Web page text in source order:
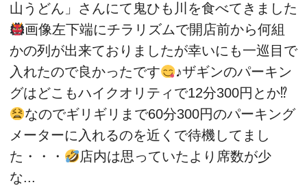
山うどん」さんにて鬼ひも川を食べてきました
画像左下端にチラリズムで開店前から何組
かの列が出来ておりましたが幸いにも一巡目で
入れたので良かったです
♪ザギンのパーキン
グはどこもハイクオリティで12分300円とか⁉
なのでギリギリまで60分300円のパーキング
メーターに入れるのを近くで待機してまし
た・・・
店内は思っていたより席数が少
な...